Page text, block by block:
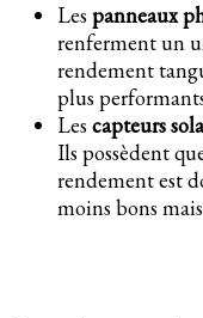
Les panneaux
renferment un
rendement
plus
Les capteurs
Ils possèdent
rendement est
moins bons